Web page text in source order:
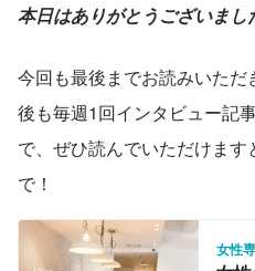
本日はありがとうございまし
今回も最後までお読みいた
後も毎週1回インタビュー記
で、ぜひ読んでいただけま
で！
女性